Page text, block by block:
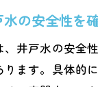
の安全性を
井戸水の安全
ます。具体的